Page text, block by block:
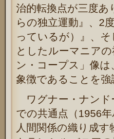
治的転換点が三度
らの独立運動』、2
っているが）』、
としたルーマニア
ン・コープス」像
象徴であることを強
ワグナー・ナンド
での共通点（1956
人間関係の織り成